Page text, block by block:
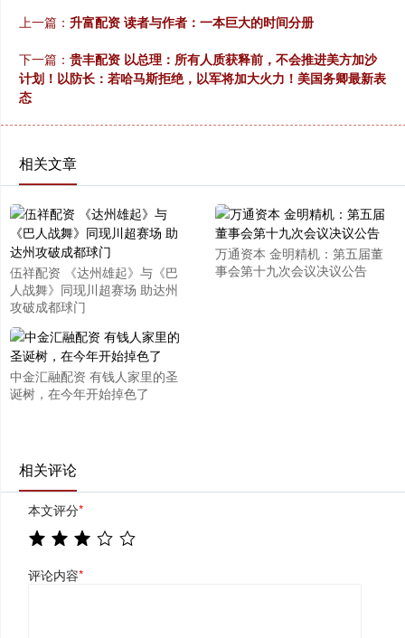
上一篇： 升富配资 读者与作者：一本巨大的时间分册
下一篇： 贵丰配资 以总理：所有人质获释前，不会推进美方加沙
计划！以防长：若哈马斯拒绝，以军将加大火力！美国务卿最新表
态
相关文章
伍祥配资 《达州雄起》与《巴
人战舞》同现川超赛场 助达州
攻破成都球门
万通资本 金明精机：第五届董
事会第十九次会议决议公告
中金汇融配资 有钱人家里的圣
诞树，在今年开始掉色了
相关评论
本文评分*
评论内容*